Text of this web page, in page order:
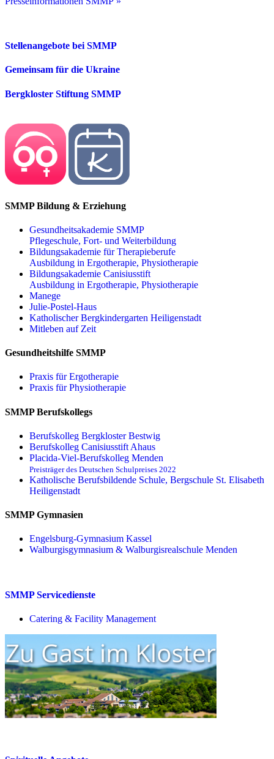
Stellenangebote bei SMMP
Gemeinsam für die Ukraine
Bergkloster Stiftung SMMP
SMMP Bildung & Erziehung
Gesundheitsakademie SMMP
Pflegeschule, Fort- und Weiterbildung
Bildungsakademie für Therapieberufe
Ausbildung in Ergotherapie, Physiotherapie
Bildungsakademie Canisiusstift
Ausbildung in Ergotherapie, Physiotherapie
Manege
Julie-Postel-Haus
Katholischer Bergkindergarten Heiligenstadt
Mitleben auf Zeit
Gesundheitshilfe SMMP
Praxis für Ergo­therapie
Praxis für Physio­therapie
SMMP Berufskollegs
Berufskolleg Bergkloster Bestwig
Berufskolleg Canisiusstift Ahaus
Placida-Viel-Berufskolleg Menden
Preisträger des Deutschen Schulpreises 2022
Katholische Berufsbildende Schule, Bergschule St. Elisabeth
Heiligenstadt
SMMP Gymnasien
Engelsburg-Gymnasium Kassel
Walburgisgymnasium & Walburgisrealschule Menden
SMMP Servicedienste
Catering & Facility Management